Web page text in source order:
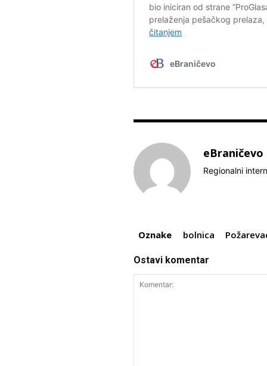
eBraničevo
Regionalni
Oznake bolnica
Ostavi komentar